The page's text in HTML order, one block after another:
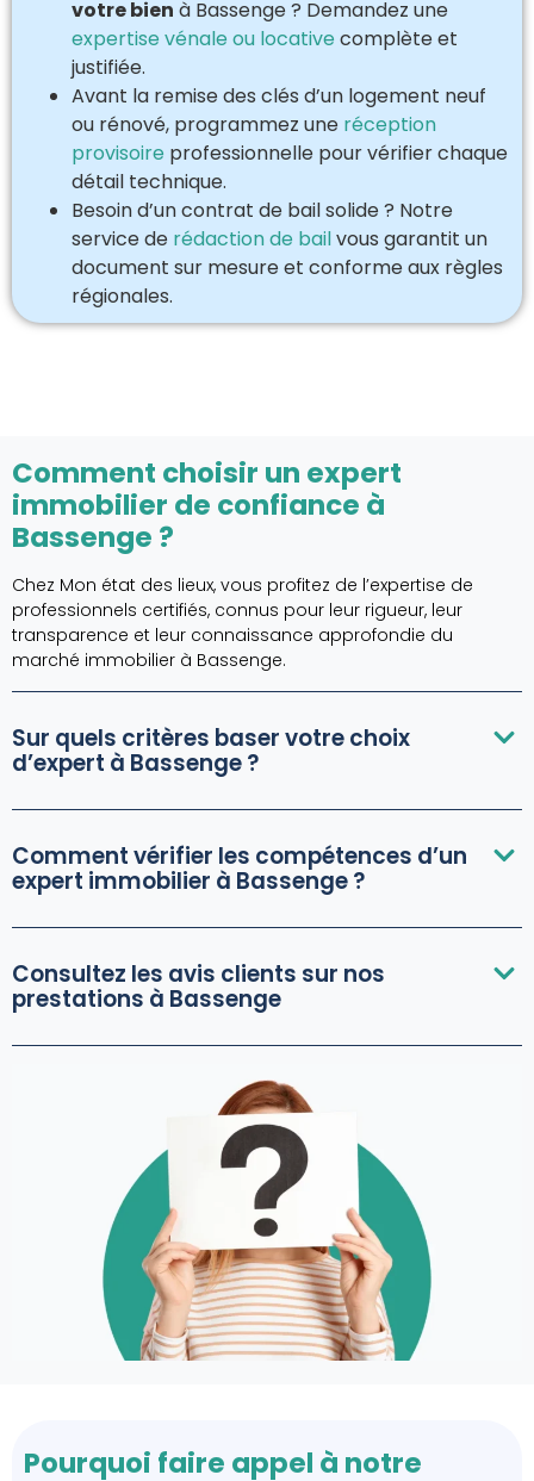
votre bien à Bassenge ? Demandez une
expertise vénale ou locative complète et
justifiée.
Avant la remise des clés d’un logement neuf
ou rénové, programmez une réception
provisoire professionnelle pour vérifier chaque
détail technique.
Besoin d’un contrat de bail solide ? Notre
service de rédaction de bailvous garantit un
document sur mesure et conforme aux règles
régionales.
Comment choisir un expert
immobilier de confiance à
Bassenge ?
Chez Mon état des lieux, vous profitez de l’expertise de
professionnels certifiés, connus pour leur rigueur, leur
transparence et leur connaissance approfondie du
marché immobilier à Bassenge.
Sur quels critères baser votre choix
d’expert à Bassenge ?
Comment vérifier les compétences d’un
expert immobilier à Bassenge ?
Consultez les avis clients sur nos
prestations à Bassenge
Pourquoi faire appel à notre